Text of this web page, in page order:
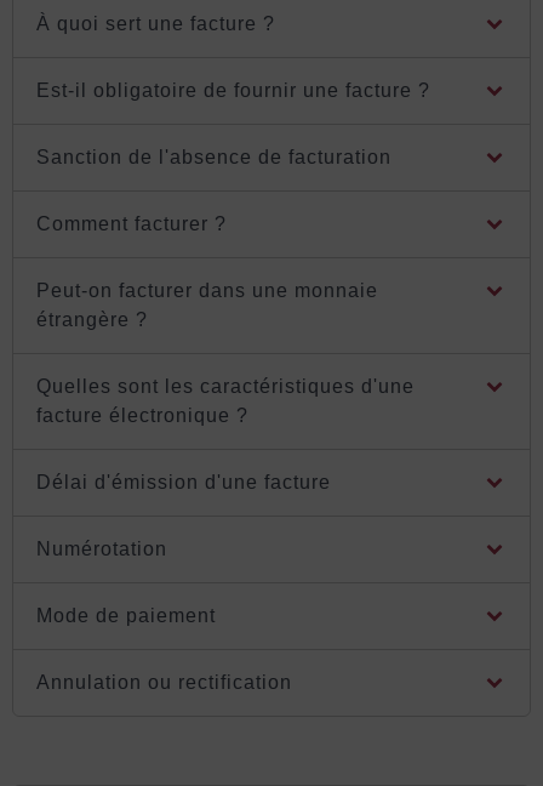
À quoi sert une facture ?
Est-il obligatoire de fournir une facture ?
Sanction de l'absence de facturation
Comment facturer ?
Peut-on facturer dans une monnaie
étrangère ?
Quelles sont les caractéristiques d'une
facture électronique ?
Délai d'émission d'une facture
Numérotation
Mode de paiement
Annulation ou rectification